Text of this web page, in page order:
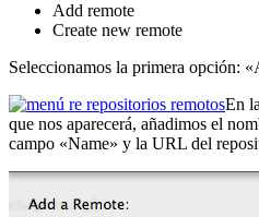
Add remote
Create new remote
Seleccionamos la primera opción:
En
que nos aparecerá, añadimos el
campo «Name» y la URL del